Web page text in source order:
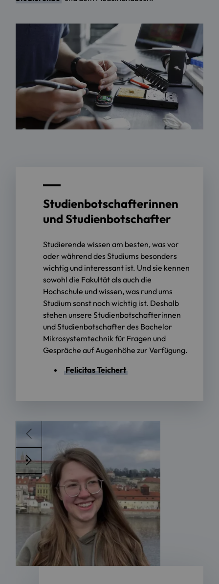
Studienbotschafterinnen
und Studienbotschafter
Studierende wissen am besten, was vor
oder während des Studiums besonders
wichtig und interessant ist. Und sie kennen
sowohl die Fakultät als auch die
Hochschule und wissen, was rund ums
Studium sonst noch wichtig ist. Deshalb
stehen unsere Studienbotschafterinnen
und Studienbotschafter des Bachelor
Mikrosystemtechnik für Fragen und
Gespräche auf Augenhöhe zur Verfügung.
Felicitas Teichert